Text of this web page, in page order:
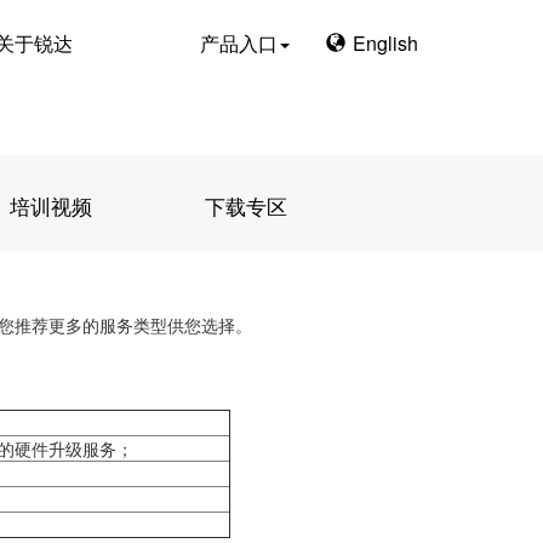
于锐达 产品入口 English
培训视频 下载专区
荐更多的服务类型供您选择。
硬件升级服务；